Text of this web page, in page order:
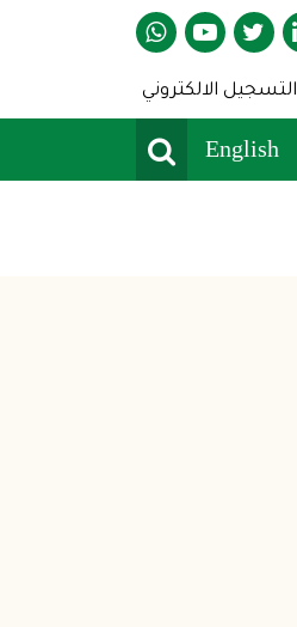
التسجيل الالكتروني
English
Search